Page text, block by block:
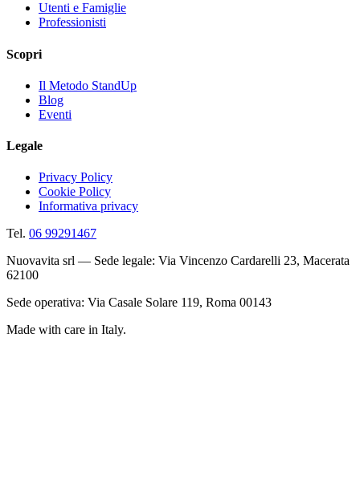
Utenti e Famiglie
Professionisti
Scopri
Il Metodo StandUp
Blog
Eventi
Legale
Privacy Policy
Cookie Policy
Informativa privacy
Tel. 06 99291467
Nuovavita srl — Sede legale: Via Vincenzo Cardarelli 23, Macerata
62100
Sede operativa: Via Casale Solare 119, Roma 00143
Made with care in Italy.